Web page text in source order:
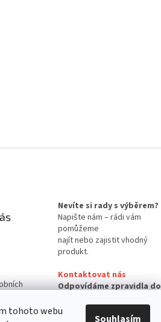
tohoto webu
Souhlasím
Nevíte si rady s výběrem?
Napište nám – rádi vám
pomůžeme
najít nebo zajistit vhodný
produkt.
Kontaktovat nás
Odpovídáme zpravidla do